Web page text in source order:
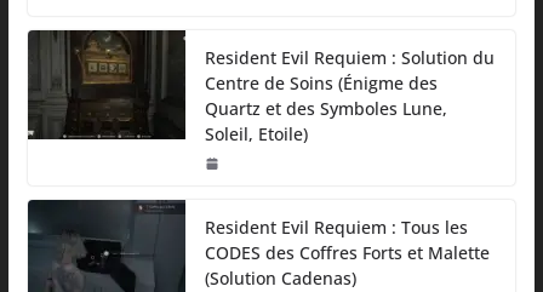
Resident Evil Requiem : Solution du
Centre de Soins (Énigme des
Quartz et des Symboles Lune,
Soleil, Etoile)
Resident Evil Requiem : Tous les
CODES des Coffres Forts et Malette
(Solution Cadenas)